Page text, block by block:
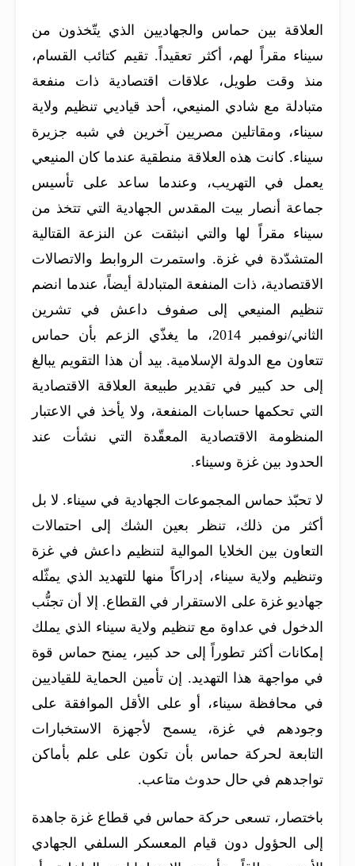
العلاقة بين حماس والجهاديين الذي يتّخذون من
سيناء مقراً لهم، أكثر تعقيداً. تقيم كتائب القسام،
منذ وقت طويل، علاقات اقتصادية ذات منفعة
متبادلة مع شادي المنيعي، أحد قياديي تنظيم ولاية
سيناء، ومقاتلين مصريين آخرين في شبه جزيرة
سيناء. كانت هذه العلاقة منطقية عندما كان المنيعي
يعمل في التهريب، وعندما ساعد على تأسيس
جماعة أنصار بيت المقدس الجهادية التي تتخذ من
سيناء مقراً لها والتي انبثقت عن النزعة القتالية
المتشدّدة في غزة. واستمرت الروابط والاتصالات
الاقتصادية، ذات المنفعة المتبادلة أيضاً، عندما انضم
تنظيم المنيعي إلى صفوف داعش في تشرين
الثاني/نوفمبر 2014، ما يغذّي الزعم بأن حماس
تتعاون مع الدولة الإسلامية. بيد أن هذا التقويم يبالغ
إلى حد كبير في تقدير طبيعة العلاقة الاقتصادية
التي تحكمها حسابات المنفعة، ولا يأخذ في الاعتبار
المنظومة الاقتصادية المعقّدة التي نشأت عند
الحدود بين غزة وسيناء.
لا تحبّذ حماس المجموعات الجهادية في سيناء. لا بل
أكثر من ذلك، تنظر بعين الشك إلى احتمالات
التعاون بين الخلايا الموالية لتنظيم داعش في غزة
وتنظيم ولاية سيناء، إدراكاً منها للتهديد الذي يمثّله
جهاديو غزة على الاستقرار في القطاع. إلا أن تجنُّب
الدخول في عداوة مع تنظيم ولاية سيناء الذي يملك
إمكانات أكثر تطوراً إلى حد كبير، يمنح حماس قوة
في مواجهة هذا التهديد. إن تأمين الحماية للقياديين
في محافظة سيناء، أو على الأقل الموافقة على
وجودهم في غزة، يسمح لأجهزة الاستخبارات
التابعة لحركة حماس بأن تكون على علم بأماكن
تواجدهم في حال حدوث متاعب.
باختصار، تسعى حركة حماس في قطاع غزة جاهدة
إلى الحؤول دون قيام المعسكر السلفي الجهادي